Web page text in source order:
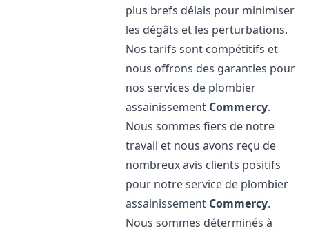
plus brefs délais pour minimiser
les dégâts et les perturbations.
Nos tarifs sont compétitifs et
nous offrons des garanties pour
nos services de plombier
assainissement Commercy.
Nous sommes fiers de notre
travail et nous avons reçu de
nombreux avis clients positifs
pour notre service de plombier
assainissement Commercy.
Nous sommes déterminés à